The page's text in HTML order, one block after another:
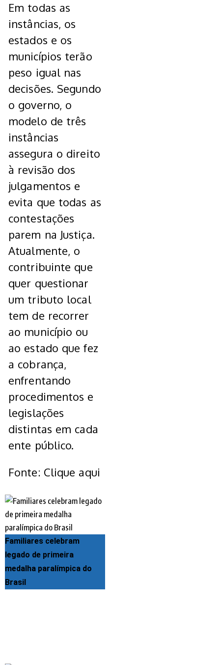
Em todas as
instâncias, os
estados e os
municípios terão
peso igual nas
decisões. Segundo
o governo, o
modelo de três
instâncias
assegura o direito
à revisão dos
julgamentos e
evita que todas as
contestações
parem na Justiça.
Atualmente, o
contribuinte que
quer questionar
um tributo local
tem de recorrer
ao município ou
ao estado que fez
a cobrança,
enfrentando
procedimentos e
legislações
distintas em cada
ente público.
Fonte: Clique aqui
Familiares celebram
legado de primeira
medalha paralímpica do
Brasil